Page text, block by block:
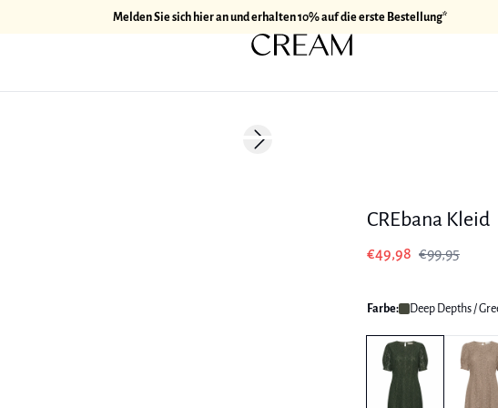
Melden Sie sich hier an und erhalten 10% auf die erste Bestellung*
Next slide
CREbana Kleid
€49,98 €99,95
Farbe: Deep Depths /